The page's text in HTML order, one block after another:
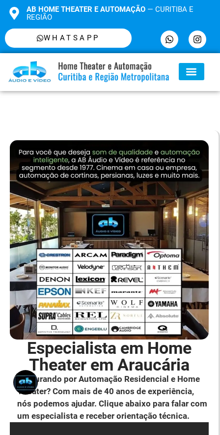
AB HOME THEATER E AUTOMAÇÃO— CURITIBA E
REGIÃO
WHATSAPP
Especialista em Home
Theater em Araucária
Procurando por Automação Residencial e Home
Theater? Com mais de 40 anos de experiência,
nós podemos ajudar. Clique abaixo para falar com
um especialista e receber orientação técnica.